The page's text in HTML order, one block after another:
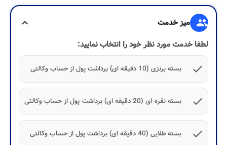
group میز خدمت
expand_more
لطفا خدمت مورد نظر خود را انتخاب نمایید:
check
بسته برنزی (10 دقیقه ای) برداشت پول از حساب وکالتی
check بسته نقره ای (20 دقیقه ای) برداشت پول از حساب وکالتی
check بسته طلایی (40 دقیقه ای) برداشت پول از حساب وکالتی